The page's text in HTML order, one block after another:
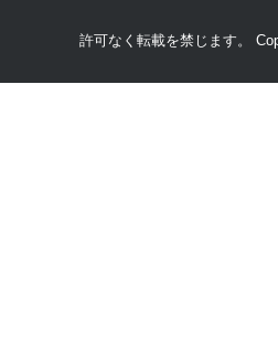
許可なく転載を禁じます。